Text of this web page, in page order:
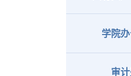
学院
审